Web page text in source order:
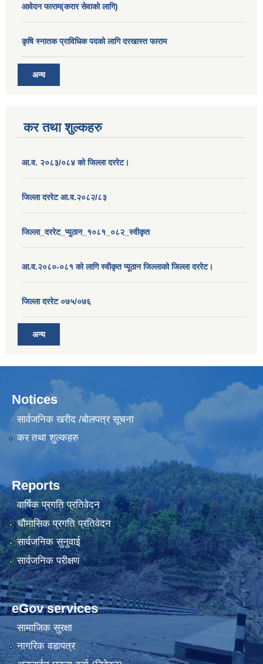
आवेदन फाराम(करार सेवाको लागि)
कृषि स्नातक प्राविधिक पदको लागि दरखास्त फाराम
अन्य
कर तथा शुल्कहरु
आ.व. २०८३/०८४ को जिल्ला दररेट।
जिल्ला दररेट आ.व.२०८२/८३
जिल्ला_दररेट_प्युठान_१०८१_०८२_स्वीकृत
आ.व.२०८०-०८१ को लागि स्वीकृत प्यूठान जिल्लाको जिल्ला दररेट।
जिल्ला दररेट ०७५/०७६
अन्य
Notices
सार्वजनिक खरीद /बोलपत्र सूचना
कर तथा शुल्कहरु
Reports
वार्षिक प्रगति प्रतिवेदन
चौमासिक प्रगति प्रतिवेदन
सार्वजनिक सुनुवाई
सार्वजनिक परीक्षण
eGov services
सामाजिक सुरक्षा
नागरिक वडापत्र